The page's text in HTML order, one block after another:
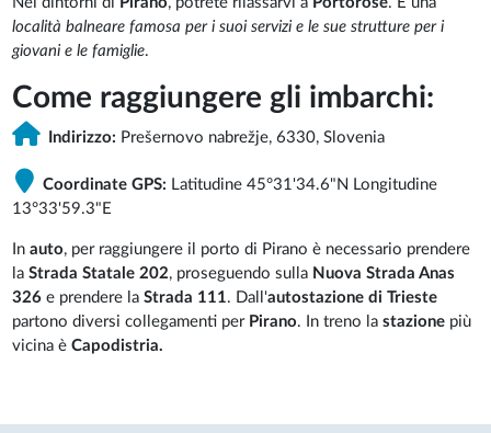
località balneare famosa per i suoi servizi e le sue strutture per i
giovani e le famiglie.
Come raggiungere gli imbarchi:
Indirizzo: Prešernovo nabrežje, 6330, Slovenia
Coordinate GPS: Latitudine 45°31'34.6"N Longitudine
13°33'59.3"E
Inauto, per raggiungere il porto di Pirano è necessario prendere
laStrada Statale 202, proseguendo sulla Nuova Strada Anas
326 e prendere laStrada 111. Dall'autostazione di Trieste
partono diversi collegamenti per Pirano. In treno lastazione più
vicina è Capodistria.